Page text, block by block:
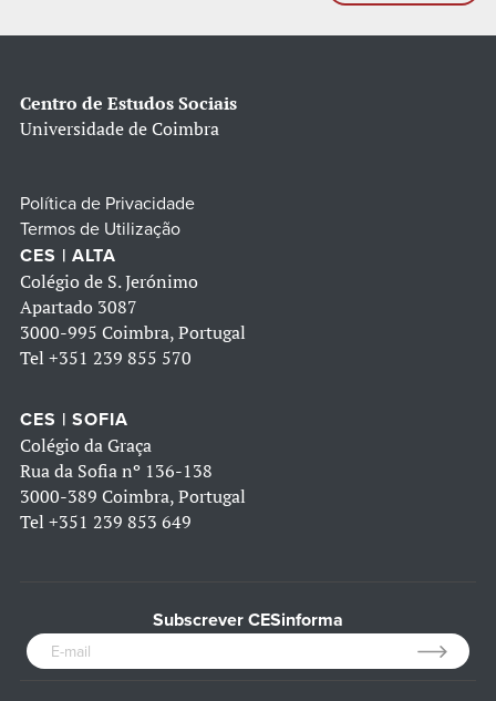
Centro de Estudos Sociais
Universidade de Coimbra
Política de Privacidade
Termos de Utilização
CES | ALTA
Colégio de S. Jerónimo
Apartado 3087
3000-995 Coimbra, Portugal
Tel +351 239 855 570
CES | SOFIA
Colégio da Graça
Rua da Sofia nº 136-138
3000-389 Coimbra, Portugal
Tel +351 239 853 649
Subscrever CESinforma